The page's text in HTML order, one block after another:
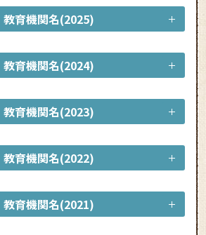
教育機関名(2025)
教育機関名(2024)
教育機関名(2023)
教育機関名(2022)
教育機関名(2021)